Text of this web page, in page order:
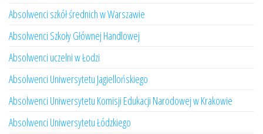
Absolwenci szkół średnich w Warszawie
Absolwenci Szkoły Głównej Handlowej
Absolwenci uczelni w Łodzi
Absolwenci Uniwersytetu Jagiellońskiego
Absolwenci Uniwersytetu Komisji Edukacji Narodowej w Krakowie
Absolwenci Uniwersytetu Łódzkiego